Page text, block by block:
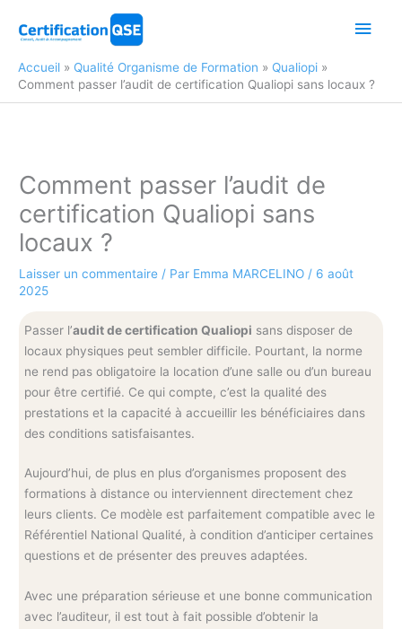
Accueil Qualité Organisme de Formation
Qualiopi
Comment passer l’audit de certification Qualiopi sans locaux ?
Comment passer l’audit de
certification Qualiopi sans
locaux ?
Laisser un commentaire / Par Emma MARCELINO / 6 août
2025
Passer l’audit de certification Qualiopi sans disposer de
locaux physiques peut sembler difficile. Pourtant, la norme
ne rend pas obligatoire la location d’une salle ou d’un bureau
pour être certifié. Ce qui compte, c’est la qualité des
prestations et la capacité à accueillir les bénéficiaires dans
des conditions satisfaisantes.
Aujourd’hui, de plus en plus d’organismes proposent des
formations à distance ou interviennent directement chez
leurs clients. Ce modèle est parfaitement compatible avec le
Référentiel National Qualité, à condition d’anticiper certaines
questions et de présenter des preuves adaptées.
Avec une préparation sérieuse et une bonne communication
avec l’auditeur, il est tout à fait possible d’obtenir la